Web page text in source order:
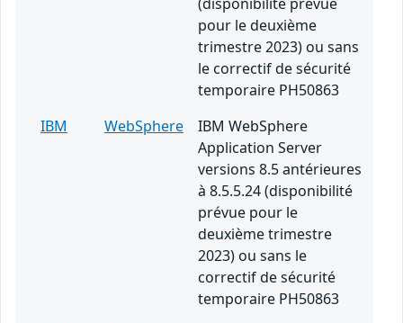
pour le deuxième
trimestre 2023) ou sans
le correctif de sécurité
temporaire PH50863
IBM
WebSphere
IBM WebSphere
Application Server
versions 8.5 antérieures
à 8.5.5.24 (disponibilité
prévue pour le
deuxième trimestre
2023) ou sans le
correctif de sécurité
temporaire PH50863